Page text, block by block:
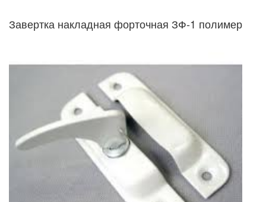
Завертка накладная форточная ЗФ-1 полимер